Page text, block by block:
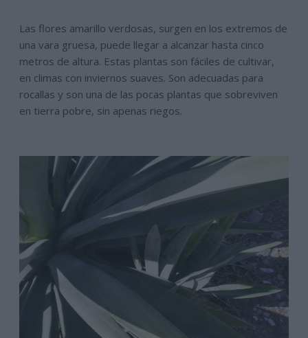
Las flores amarillo verdosas, surgen en los extremos de
una vara gruesa, puede llegar a alcanzar hasta cinco
metros de altura. Estas plantas son fáciles de cultivar,
en climas con inviernos suaves. Son adecuadas para
rocallas y son una de las pocas plantas que sobreviven
en tierra pobre, sin apenas riegos.